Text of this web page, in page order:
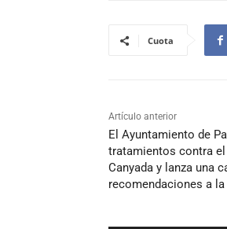
Cuota
Artículo anterior
El Ayuntamiento de
tratamientos contra
Canyada y lanza una
recomendaciones a